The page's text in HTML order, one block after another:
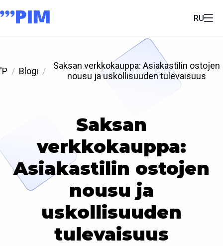
RU
'P Blogi
Saksan verkkokauppa: Asiakastilin ostojen
nousu ja uskollisuuden tulevaisuus
Saksan
verkkokauppa:
Asiakastilin ostojen
nousu ja
uskollisuuden
tulevaisuus